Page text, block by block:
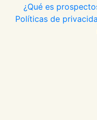
¿Qué es
Políticas de